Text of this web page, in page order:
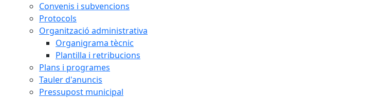
Convenis i subvencions
Protocols
Organització administrativa
Organigrama tècnic
Plantilla i retribucions
Plans i programes
Tauler d'anuncis
Pressupost municipal